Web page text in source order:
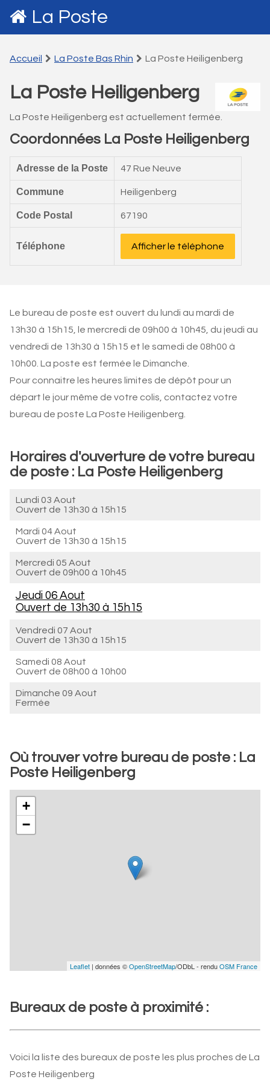
La Poste
Accueil La Poste Bas Rhin La Poste Heiligenberg
La Poste Heiligenberg
La Poste Heiligenberg est actuellement fermée.
Coordonnées La Poste Heiligenberg
Adresse de la Poste 47 Rue Neuve
Commune Heiligenberg
Code Postal 67190
Téléphone Afficher le téléphone
Le bureau de poste est ouvert du lundi au mardi de
13h30 à 15h15, le mercredi de 09h00 à 10h45, du jeudi au
vendredi de 13h30 à 15h15 et le samedi de 08h00 à
10h00. La poste est fermée le Dimanche.
Pour connaitre les heures limites de dépôt pour un
départ le jour même de votre colis, contactez votre
bureau de poste La Poste Heiligenberg.
Horaires d'ouverture de votre bureau
de poste : La Poste Heiligenberg
Lundi 03 Aout
Ouvert de 13h30 à 15h15
Mardi 04 Aout
Ouvert de 13h30 à 15h15
Mercredi 05 Aout
Ouvert de 09h00 à 10h45
Jeudi 06 Aout
Ouvert de 13h30 à 15h15
Vendredi 07 Aout
Ouvert de 13h30 à 15h15
Samedi 08 Aout
Ouvert de 08h00 à 10h00
Dimanche 09 Aout
Fermée
Où trouver votre bureau de poste : La
Poste Heiligenberg
+
−
Leaflet | données ©OpenStreetMap/ODbL - renduOSM France
Bureaux de poste à proximité :
Voici la liste des bureaux de poste les plus proches de La
Poste Heiligenberg